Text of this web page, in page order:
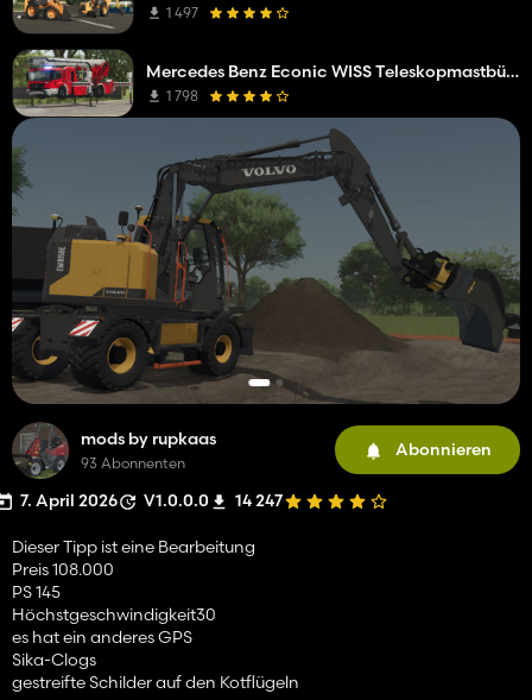
mods by rupkaas
93 Abonnenten
Abonnieren
7. April 2026 V1.0.0.0 14 247
Dieser Tipp ist eine Bearbeitung
Preis 108.000
PS 145
Höchstgeschwindigkeit30
es hat ein anderes GPS
Sika-Clogs
gestreifte Schilder auf den Kotflügeln
1 497
Mercedes Benz Econic WISS Teleskopmastbühne
1 798